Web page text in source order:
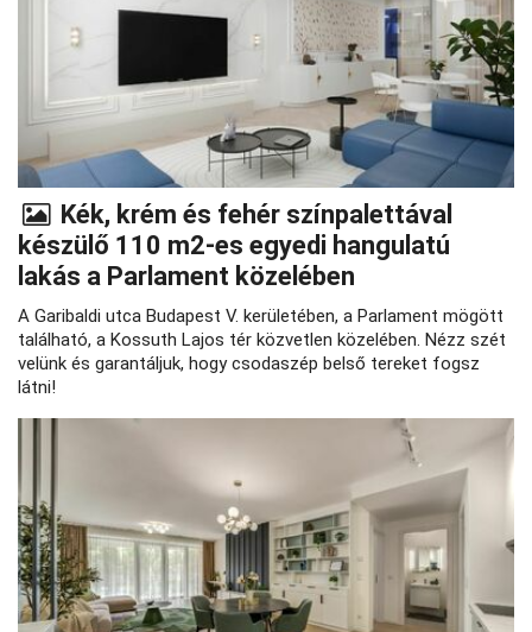
Kék, krém és fehér színpalettával
készülő 110 m2-es egyedi hangulatú
lakás a Parlament közelében
A Garibaldi utca Budapest V. kerületében, a Parlament mögött
található, a Kossuth Lajos tér közvetlen közelében. Nézz szét
velünk és garantáljuk, hogy csodaszép belső tereket fogsz
látni!